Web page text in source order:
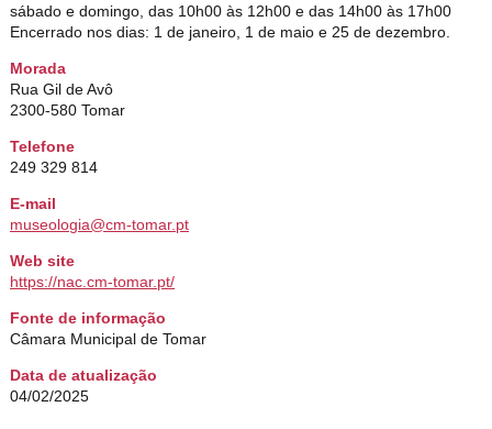
sábado e domingo, das 10h00 às 12h00 e das 14h00 às 17h00
Encerrado nos dias: 1 de janeiro, 1 de maio e 25 de dezembro.
Morada
Rua Gil de Avô
2300-580 Tomar
Telefone
249 329 814
E-mail
museologia@cm-tomar.pt
Web site
https://nac.cm-tomar.pt/
Fonte de informação
Câmara Municipal de Tomar
Data de atualização
04/02/2025